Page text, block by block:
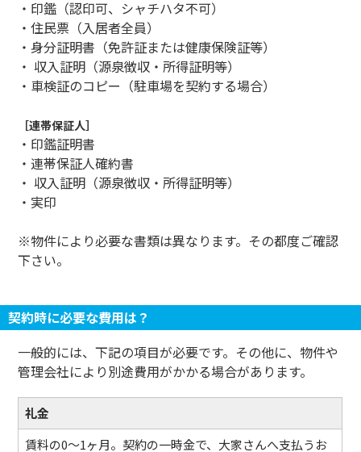
・印鑑（認印可、シャチハタ不可）
・住民票（入居者全員）
・身分証明書（免許証または健康保険証等）
・ 収入証明（源泉徴収・所得証明等）
・車検証のコピー（駐車場を契約する場合）
［連帯保証人］
・印鑑証明書
・連帯保証人確約書
・ 収入証明（源泉徴収・所得証明等）
・実印
※物件により必要な書類は異なります。その都度ご確認
下さい。
契約時に必要な費用は？
一般的には、下記の項目が必要です。その他に、物件や
管理会社により別途費用がかかる場合があります。
礼金
賃料の0～1ヶ月。契約の一時金で、大家さんへ支払うお